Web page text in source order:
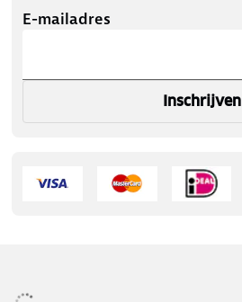
E-mailadres
Inschrijven